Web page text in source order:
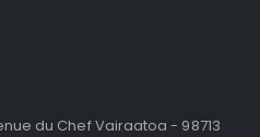
du Chef Vairaatoa - 98713